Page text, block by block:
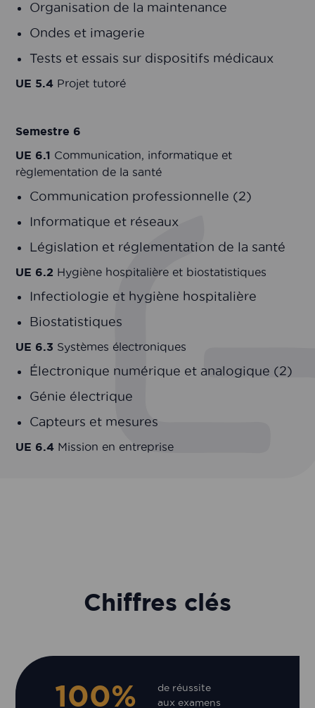
Organisation de la maintenance
Ondes et imagerie
Tests et essais sur dispositifs médicaux
UE 5.4 Projet tutoré
Semestre 6
UE 6.1 Communication, informatique et
règlementation de la santé
Communication professionnelle (2)
Informatique et réseaux
Législation et réglementation de la santé
UE 6.2 Hygiène hospitalière et biostatistiques
Infectiologie et hygiène hospitalière
Biostatistiques
UE 6.3 Systèmes électroniques
Électronique numérique et analogique (2)
Génie électrique
Capteurs et mesures
UE 6.4 Mission en entreprise
Chiffres clés
100%
de réussite
aux examens